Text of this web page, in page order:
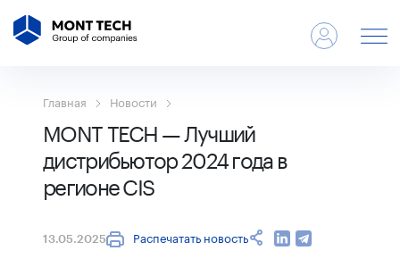
Главная Новости
MONT TECH — Лучший
дистрибьютор 2024 года в
регионе CIS
13.05.2025 Распечатать новость